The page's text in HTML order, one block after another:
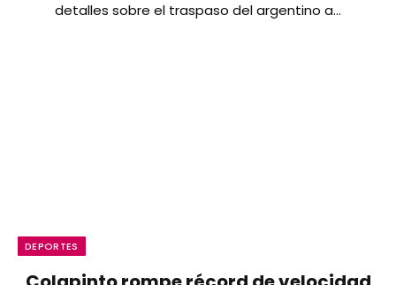
detalles sobre el traspaso del argentino a…
DEPORTES